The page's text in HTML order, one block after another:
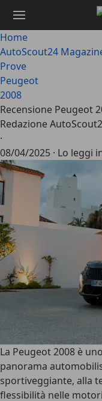
contenuto
principale
Home
AutoScout24
Prove
Peugeot
2008
Recensione Peugeot
Redazione
·
08/04/2025 · Lo leggi
La Peugeot 2008 è
panorama
sportiveggiante, alla
flessibilità nelle